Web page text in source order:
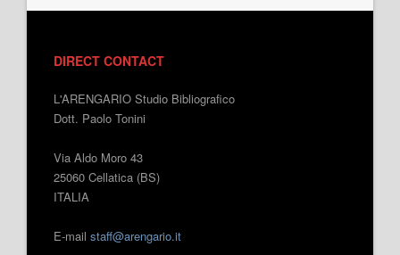
DIRECT CONTACT
L'ARENGARIO Studio Bibliografico
Dott. Paolo Tonini
Via Aldo Moro 43
25060 Cellatica (BS)
ITALIA
E-mail staff@arengario.it